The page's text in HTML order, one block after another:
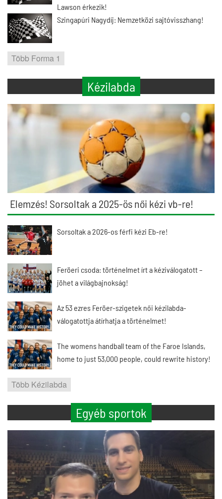
Lawson érkezik!
Szingapúri Nagydíj: Nemzetközi sajtóvisszhang!
Több Forma 1
Kézilabda
Elemzés! Sorsoltak a 2025-ös női kézi vb-re!
Sorsoltak a 2026-os férfi kézi Eb-re!
Feröeri csoda: történelmet írt a kéziválogatott –
jöhet a világbajnokság!
Az 53 ezres Feröer-szigetek női kézilabda-
válogatottja átírhatja a történelmet!
The womens handball team of the Faroe Islands,
home to just 53,000 people, could rewrite history!
Több Kézilabda
Egyéb sportok